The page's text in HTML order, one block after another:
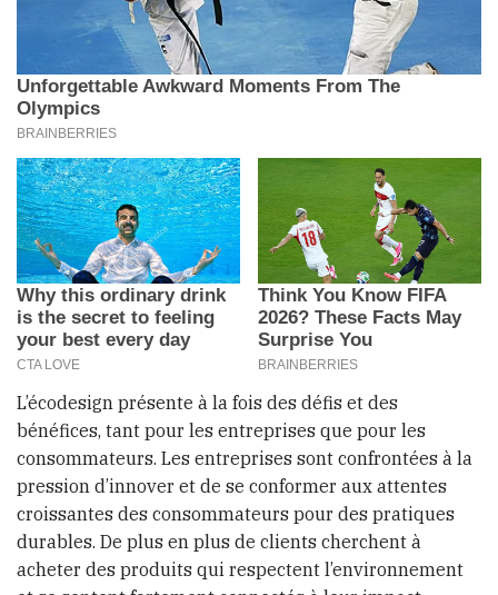
L’écodesign présente à la fois des défis et des
bénéfices, tant pour les entreprises que pour les
consommateurs. Les entreprises sont confrontées à la
pression d’innover et de se conformer aux attentes
croissantes des consommateurs pour des pratiques
durables. De plus en plus de clients cherchent à
acheter des produits qui respectent l’environnement